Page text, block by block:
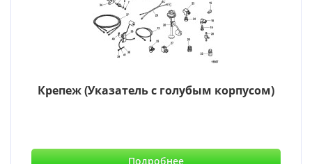
Крепеж (Указатель с голубым корпусом)
Подробнее